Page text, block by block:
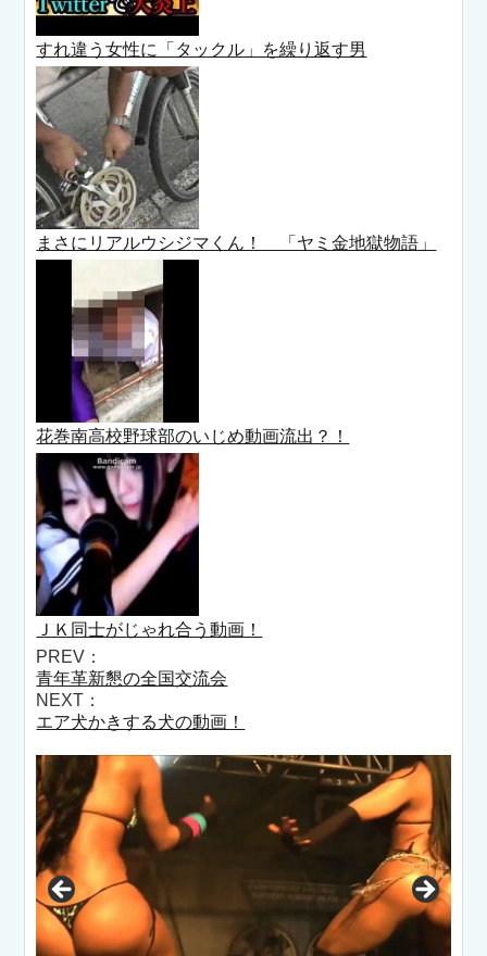
すれ違う女性に「タックル」を繰り返す男
まさにリアルウシジマくん！ 「ヤミ金地獄物語」
花巻南高校野球部のいじめ動画流出？！
ＪＫ同士がじゃれ合う動画！
PREV：
青年革新懇の全国交流会
NEXT：
エア犬かきする犬の動画！